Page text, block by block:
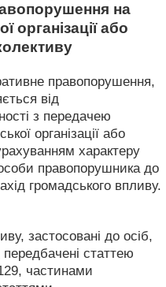
на
організації або
правопорушення,
від
з передачею
організації або
характеру
правопорушника до
громадського впливу.
застосовані до осіб,
статтею
частинами